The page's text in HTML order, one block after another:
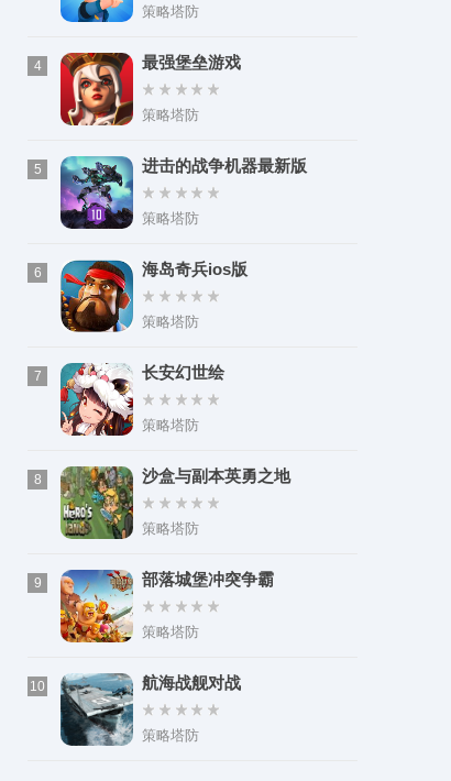
策略塔防
4 最强堡垒游戏
策略塔防
5 进击的战争机器最新版
策略塔防
6 海岛奇兵ios版
策略塔防
7 长安幻世绘
策略塔防
8 沙盒与副本英勇之地
策略塔防
9 部落城堡冲突争霸
策略塔防
10 航海战舰对战
策略塔防